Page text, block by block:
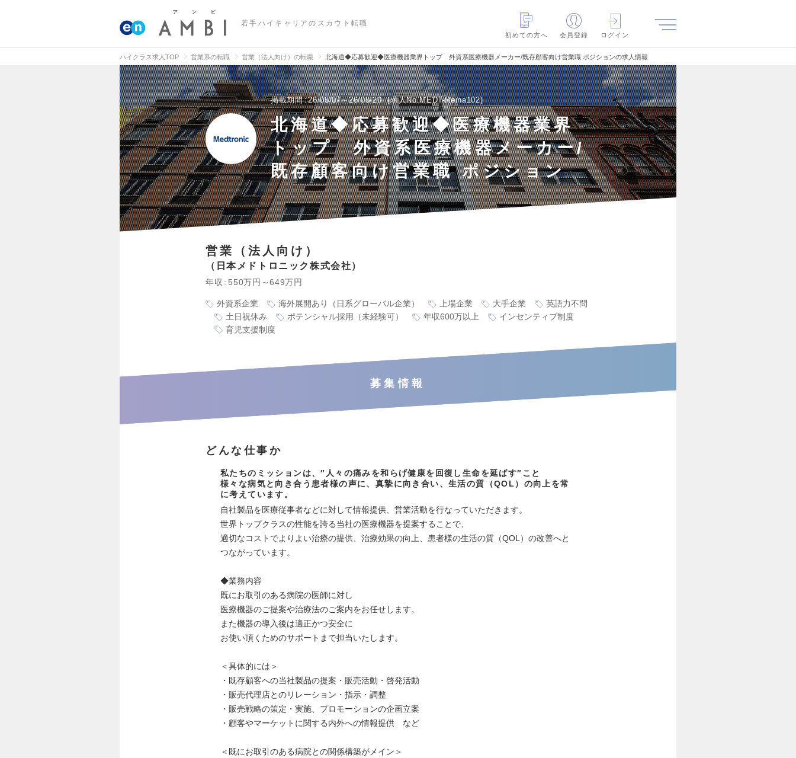
若手ハイキャリアのスカウト転職
初めての方へ
会員登録 ログイン
ハイクラス求人TOP 営業系の転職 営業（法人向け）の転職 北海道◆応募歓迎◆医療機器業界トップ 外資系医療機器メーカー/既存顧客向け営業職 ポジションの求人情報
掲載期間 26/08/07～26/08/20 求人No.MEDT-Reina102
北海道◆応募歓迎◆医療機器業界
トップ 外資系医療機器メーカー/
既存顧客向け営業職 ポジション
営業（法人向け）
日本メドトロニック株式会社
年収 550万円～649万円
外資系企業 海外展開あり（日系グローバル企業） 上場企業 大手企業
英語力不問
土日祝休み
ポテンシャル採用（未経験可） 年収600万以上
インセンティブ制度
育児支援制度
募集情報
どんな仕事か
私たちのミッションは、″人々の痛みを和らげ健康を回復し生命を延ばす″こと
様々な病気と向き合う患者様の声に、真摯に向き合い、生活の質（QOL）の向上を常
に考えています。
自社製品を医療従事者などに対して情報提供、営業活動を行なっていただきます。
世界トップクラスの性能を誇る当社の医療機器を提案することで、
適切なコストでよりよい治療の提供、治療効果の向上、患者様の生活の質（QOL）の改善へと
つながっています。
◆業務内容
既にお取引のある病院の医師に対し
医療機器のご提案や治療法のご案内をお任せします。
また機器の導入後は適正かつ安全に
お使い頂くためのサポートまで担当いたします。
＜具体的には＞
・既存顧客への当社製品の提案・販売活動・啓発活動
・販売代理店とのリレーション・指示・調整
・販売戦略の策定・実施、プロモーションの企画立案
・顧客やマーケットに関する内外への情報提供 など
＜既にお取引のある病院との関係構築がメイン＞